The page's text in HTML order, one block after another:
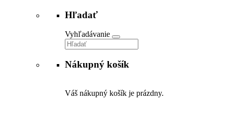
Hľadať
Vyhľadávanie
Nákupný košík
Váš nákupný košík je prázdny.